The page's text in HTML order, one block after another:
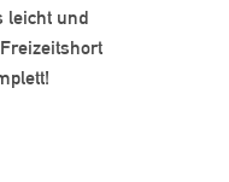
leicht und